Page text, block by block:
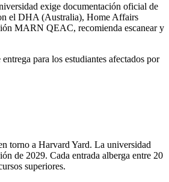
exige documentación oficial de
el DHA (Australia), Home Affairs
MARN QEAC, recomienda escanear y
para los estudiantes afectados por
torno a Harvard Yard. La universidad
de 2029. Cada entrada alberga entre 20
superiores.